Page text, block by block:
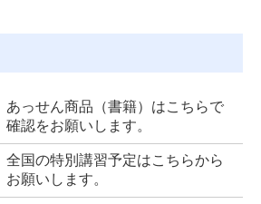
あっせん商品（書籍）はこちらで
確認をお願いします。
全国の特別講習予定はこちらから
お願いします。